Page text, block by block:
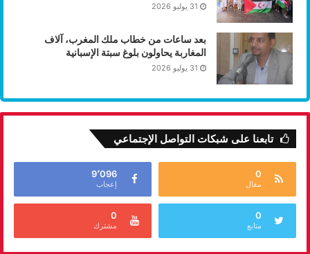
31 يوليو 2026
بعد ساعات من خطاب ملك المغرب، آلاف
المغاربة يحاولون بلوغ سبتة الإسبانية
31 يوليو 2026
تابعنا على شبكات التواصل الإجتماعي
0
مقال
9٬096
إعجاب
0
متابع
0
مشترك